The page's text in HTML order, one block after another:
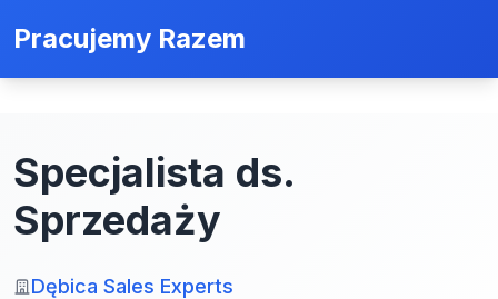
Pracujemy Razem
Specjalista ds.
Sprzedaży
Dębica Sales Experts